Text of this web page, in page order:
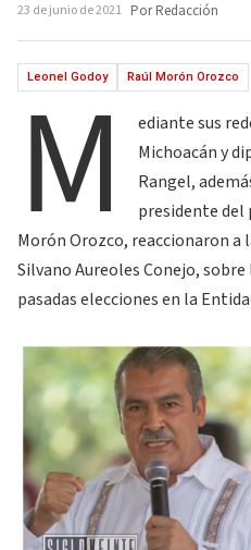
23 de junio de 2021 Por Redacción
Leonel Godoy Raúl Morón Orozco
M
ediante sus
Michoacán y
Rangel,
presidente del
Morón Orozco, reaccionaron a
Silvano Aureoles Conejo,
pasadas elecciones en la